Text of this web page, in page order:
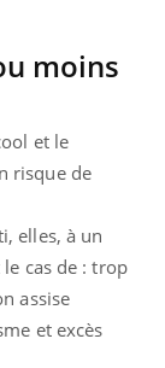
moins
et le
risque de
elles, à un
cas de : trop
assise
et excès